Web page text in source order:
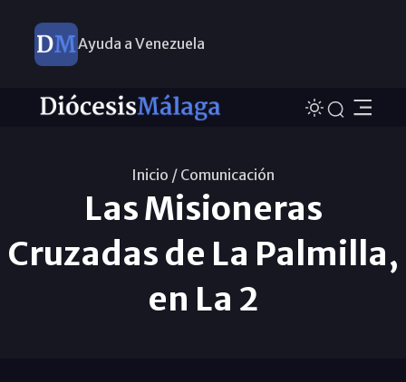
Ayuda a Venezuela
Inicio / Comunicación
Las Misioneras
Cruzadas de La Palmilla,
en La 2